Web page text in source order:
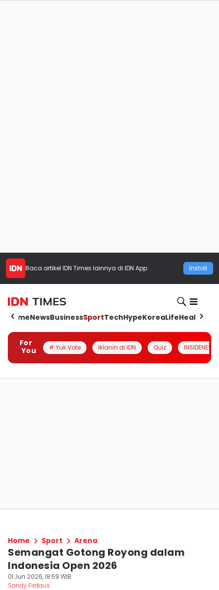
Baca artikel IDN Times lainnya di IDN App Install
HomeNewsBusinessSportTechHypeKoreaLifeHealth
For
You
# Yuk Vote Iklanin di IDN Quiz INSIDENESIA
Home Sport Arena
Semangat Gotong Royong dalam
Indonesia Open 2026
01 Jun 2026, 18:59 WIB
Sandy Firdaus